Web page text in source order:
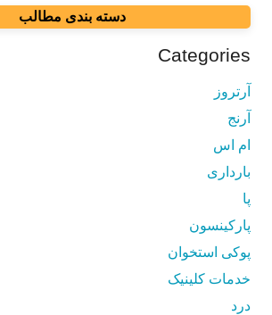
دسته بندی مطالب
Categories
آرتروز
آرنج
ام اس
بارداری
پا
پارکینسون
پوکی استخوان
خدمات کلینیک
درد